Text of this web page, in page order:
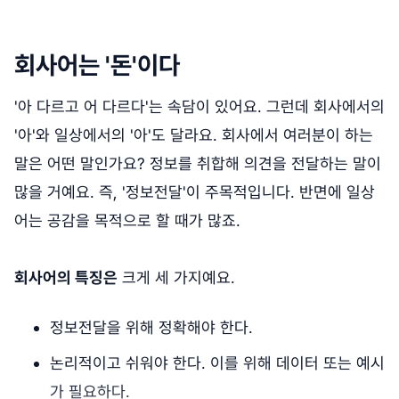
회사어는 '돈'이다
'아 다르고 어 다르다'는 속담이 있어요. 그런데 회사에서의
'아'와 일상에서의 '아'도 달라요. 회사에서 여러분이 하는
말은 어떤 말인가요? 정보를 취합해 의견을 전달하는 말이
많을 거예요. 즉, '정보전달'이 주목적입니다. 반면에 일상
어는 공감을 목적으로 할 때가 많죠.
회사어의 특징은 크게 세 가지예요.
정보전달을 위해 정확해야 한다.
논리적이고 쉬워야 한다. 이를 위해 데이터 또는 예시
가 필요하다.